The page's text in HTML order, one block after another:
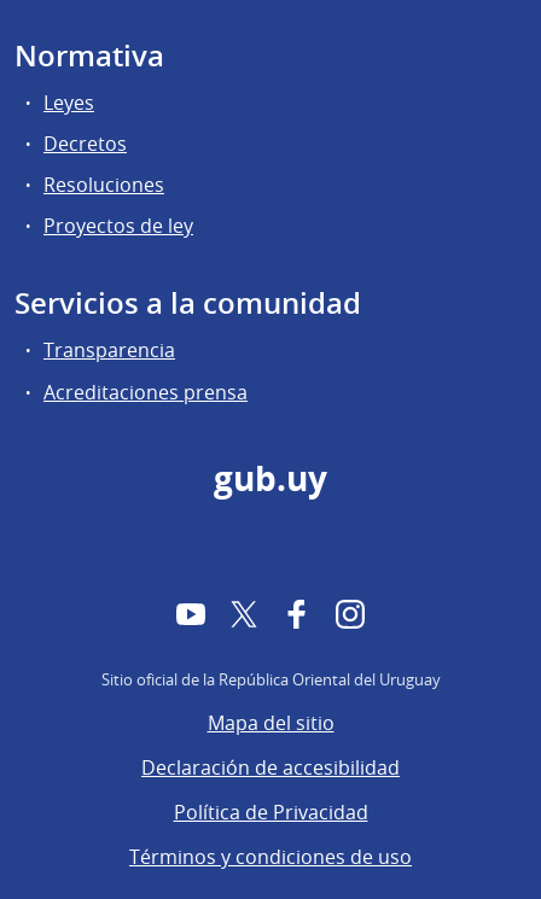
Normativa
Leyes
Decretos
Resoluciones
Proyectos de ley
Servicios a la comunidad
Transparencia
Acreditaciones prensa
gub.uy
YouTubeTwitter FacebookInstagram
Sitio oficial de la República Oriental del Uruguay
Mapa del sitio
Declaración de accesibilidad
Política de Privacidad
Términos y condiciones de uso